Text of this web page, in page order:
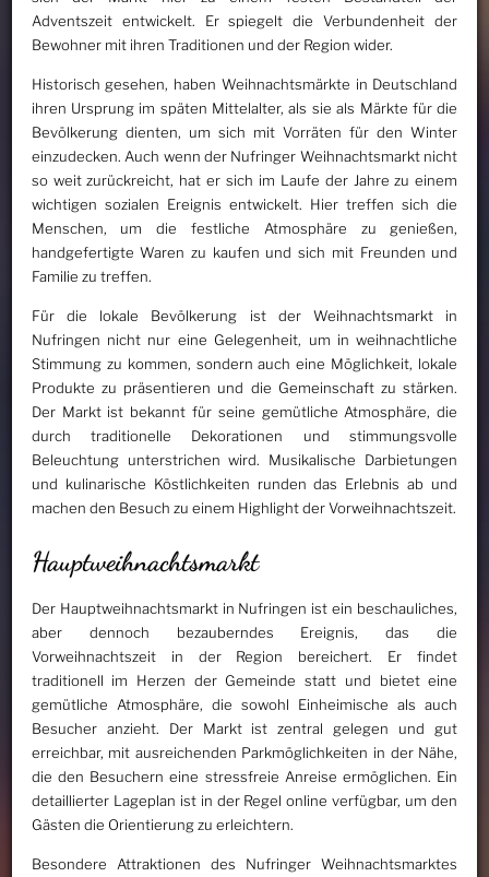
Adventszeit entwickelt. Er spiegelt die Verbundenheit der
Bewohner mit ihren Traditionen und der Region wider.
Historisch gesehen, haben Weihnachtsmärkte in Deutschland
ihren Ursprung im späten Mittelalter, als sie als Märkte für die
Bevölkerung dienten, um sich mit Vorräten für den Winter
einzudecken. Auch wenn der Nufringer Weihnachtsmarkt nicht
so weit zurückreicht, hat er sich im Laufe der Jahre zu einem
wichtigen sozialen Ereignis entwickelt. Hier treffen sich die
Menschen, um die festliche Atmosphäre zu genießen,
handgefertigte Waren zu kaufen und sich mit Freunden und
Familie zu treffen.
Für die lokale Bevölkerung ist der Weihnachtsmarkt in
Nufringen nicht nur eine Gelegenheit, um in weihnachtliche
Stimmung zu kommen, sondern auch eine Möglichkeit, lokale
Produkte zu präsentieren und die Gemeinschaft zu stärken.
Der Markt ist bekannt für seine gemütliche Atmosphäre, die
durch traditionelle Dekorationen und stimmungsvolle
Beleuchtung unterstrichen wird. Musikalische Darbietungen
und kulinarische Köstlichkeiten runden das Erlebnis ab und
machen den Besuch zu einem Highlight der Vorweihnachtszeit.
Hauptweihnachtsmarkt
Der Hauptweihnachtsmarkt in Nufringen ist ein beschauliches,
aber dennoch bezauberndes Ereignis, das die
Vorweihnachtszeit in der Region bereichert. Er findet
traditionell im Herzen der Gemeinde statt und bietet eine
gemütliche Atmosphäre, die sowohl Einheimische als auch
Besucher anzieht. Der Markt ist zentral gelegen und gut
erreichbar, mit ausreichenden Parkmöglichkeiten in der Nähe,
die den Besuchern eine stressfreie Anreise ermöglichen. Ein
detaillierter Lageplan ist in der Regel online verfügbar, um den
Gästen die Orientierung zu erleichtern.
Besondere Attraktionen des Nufringer Weihnachtsmarktes